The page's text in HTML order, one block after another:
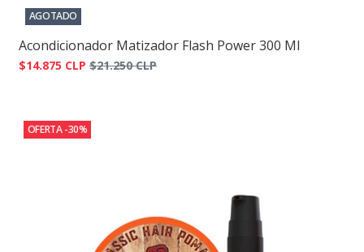
AGOTADO
Acondicionador Matizador Flash Power 300 Ml
$14.875 CLP $21.250 CLP
OFERTA -30%